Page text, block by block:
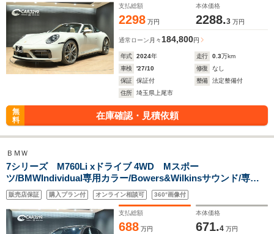
支払総額
2298 万円
本体価格
2288.3 万円
通常ローン 月々 184,800円
年式 2024年 走行 0.3万km
車検
'27/10 修復
なし
保証
保証付 整備
法定整備付
住所
埼玉県上尾市
無
料
在庫確認・見積依頼
ＢＭＷ
7シリーズ M760Li xドライブ 4WD Mスポー
ツ/BMWIndividual専用カラー/Bowers&Wilkinsサウンド/専用
20インチMライトアロイAW/BMW Laserlight/BMW Individual
ナッパRシート/10.25インチiDrive/Rエンター/ACC/BSM/レーン
キープ/アシスト/全周囲カメラ
販売店保証 購入プラン付 オンライン相談可 360°画像付
支払総額
688 万円
本体価格
671.4 万円